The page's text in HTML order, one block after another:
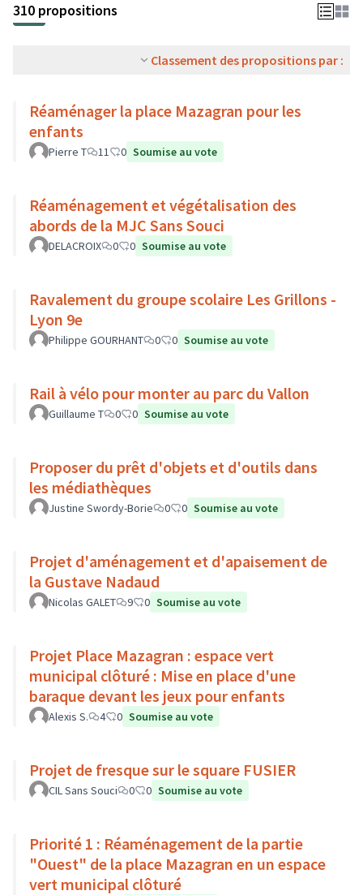
310 propositions
Classement des propositions par :
Réaménager la place Mazagran pour les
enfants
Pierre T 11 0 Soumise au vote
Réaménagement et végétalisation des
abords de la MJC Sans Souci
DELACROIX 0 0 Soumise au vote
Ravalement du groupe scolaire Les Grillons -
Lyon 9e
Philippe GOURHANT 0 0 Soumise au vote
Rail à vélo pour monter au parc du Vallon
Guillaume T 0 0 Soumise au vote
Proposer du prêt d'objets et d'outils dans
les médiathèques
Justine Swordy-Borie 0 0 Soumise au vote
Projet d'aménagement et d'apaisement de
la Gustave Nadaud
Nicolas GALET 9 0 Soumise au vote
Projet Place Mazagran : espace vert
municipal clôturé : Mise en place d'une
baraque devant les jeux pour enfants
Alexis S. 4 0 Soumise au vote
Projet de fresque sur le square FUSIER
CIL Sans Souci 0 0 Soumise au vote
Priorité 1 : Réaménagement de la partie
"Ouest" de la place Mazagran en un espace
vert municipal clôturé